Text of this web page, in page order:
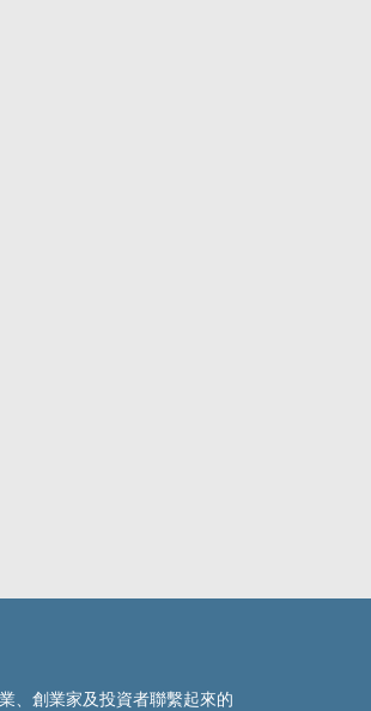
、創業家及投資者聯繫起來的